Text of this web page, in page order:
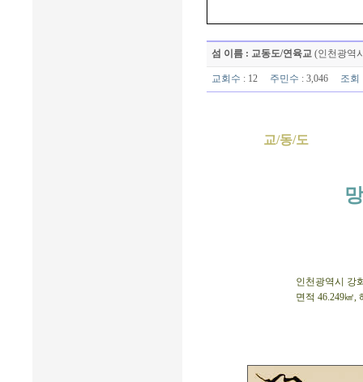
섬 이름 : 교동도/연육교 (인천광역
교회수 : 12 주민수 : 3,046 조회
교/동/도
인천광역시 강
면적 46.249㎢,